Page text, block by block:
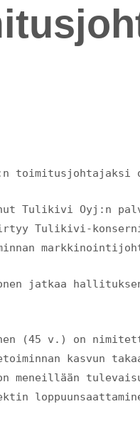
toimitusjohtajaksi
Tulikivi Oyj:n
siirtyy Tulikivi-
jatkaa
(45 v.) on
kasvun
meneillään